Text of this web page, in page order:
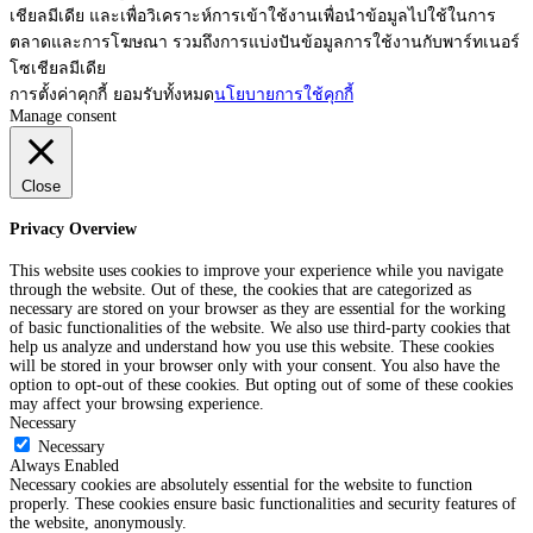
เชียลมีเดีย และเพื่อวิเคราะห์การเข้าใช้งานเพื่อนำข้อมูลไปใช้ในการ
ตลาดและการโฆษณา รวมถึงการแบ่งปันข้อมูลการใช้งานกับพาร์ทเนอร์
โซเชียลมีเดีย
การตั้งค่าคุกกี้ ยอมรับทั้งหมดนโยบายการใช้คุกกี้
Manage consent
Close
Privacy Overview
This website uses cookies to improve your experience while you navigate
through the website. Out of these, the cookies that are categorized as
necessary are stored on your browser as they are essential for the working
of basic functionalities of the website. We also use third-party cookies that
help us analyze and understand how you use this website. These cookies
will be stored in your browser only with your consent. You also have the
option to opt-out of these cookies. But opting out of some of these cookies
may affect your browsing experience.
Necessary
Necessary
Always Enabled
Necessary cookies are absolutely essential for the website to function
properly. These cookies ensure basic functionalities and security features of
the website, anonymously.